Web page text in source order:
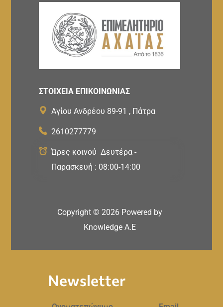
ΣΤΟΙΧΕΙΑ ΕΠΙΚΟΙΝΩΝΙΑΣ
Αγίου Ανδρέου 89-91 , Πάτρα
2610277779
Ώρες κοινού Δευτέρα -
Παρασκευή : 08:00-14:00
Copyright © 2026 Powered by
Knowledge A.E
Newsletter